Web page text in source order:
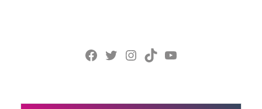
Facebook
Twitter
Instagram
TikTokYouTube